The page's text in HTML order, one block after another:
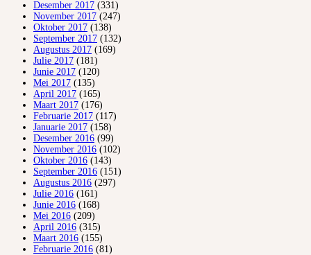
Desember 2017 (331)
November 2017 (247)
Oktober 2017 (138)
September 2017 (132)
Augustus 2017 (169)
Julie 2017 (181)
Junie 2017 (120)
Mei 2017 (135)
April 2017 (165)
Maart 2017 (176)
Februarie 2017 (117)
Januarie 2017 (158)
Desember 2016 (99)
November 2016 (102)
Oktober 2016 (143)
September 2016 (151)
Augustus 2016 (297)
Julie 2016 (161)
Junie 2016 (168)
Mei 2016 (209)
April 2016 (315)
Maart 2016 (155)
Februarie 2016 (81)